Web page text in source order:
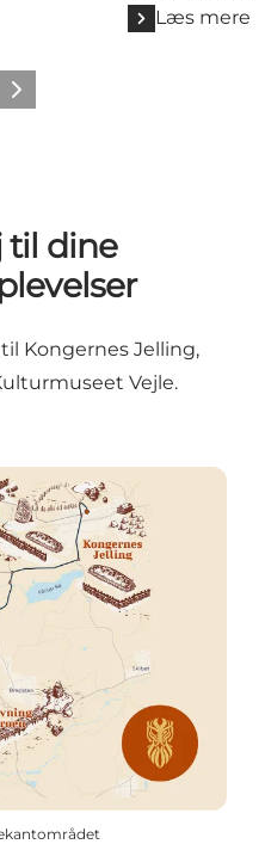
Læs mere
billede
Næste billede
til dine
Kongernes Jelling,
Vejle.